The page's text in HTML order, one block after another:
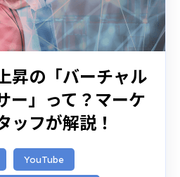
昇の「バーチャル
ー」って？マーケ
ッフが解説！
YouTube